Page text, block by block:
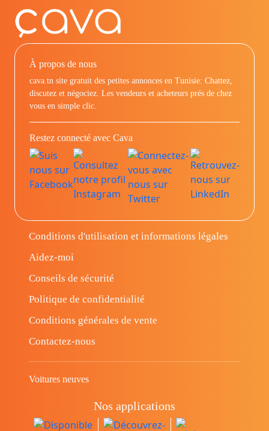
À propos de nous
cava.tn site gratuit des petites annonces en Tunisie: Chattez,
discutez et négociez. Les vendeurs et acheteurs prés de chez
vous en simple clic.
Restez connecté avec Cava
Conditions d'utilisation et informations légales
Aidez-moi
Conseils de sécurité
Politique de confidentialité
Conditions générales de vente
Contactez-nous
Voitures neuves
Nos applications